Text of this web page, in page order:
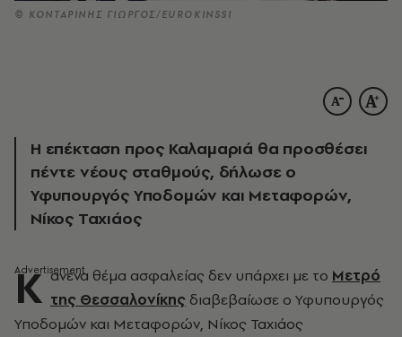
© ΚΟΝΤΑΡΙΝΗΣ ΓΙΩΡΓΟΣ/EUROKINSSI
Η επέκταση προς Καλαμαριά θα προσθέσει
πέντε νέους σταθμούς, δήλωσε ο
Υφυπουργός Υποδομών και Μεταφορών,
Νίκος Ταχιάος
Κ ανένα θέμα ασφαλείας δεν υπάρχει με το Μετρό
της Θεσσαλονίκης διαβεβαίωσε ο Υφυπουργός
Υποδομών και Μεταφορών, Νίκος Ταχιάος